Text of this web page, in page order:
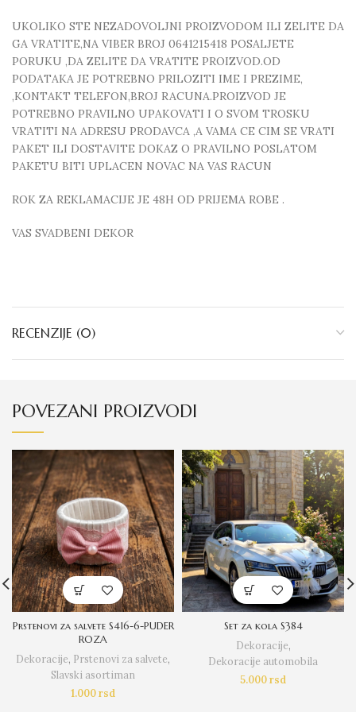
UKOLIKO STE NEZADOVOLJNI PROIZVODOM ILI ZELITE DA
GA VRATITE,NA VIBER BROJ 0641215418 POSALJETE
PORUKU ,DA ZELITE DA VRATITE PROIZVOD.OD
PODATAKA JE POTREBNO PRILOZITI IME I PREZIME,
,KONTAKT TELEFON,BROJ RACUNA.PROIZVOD JE
POTREBNO PRAVILNO UPAKOVATI I O SVOM TROSKU
VRATITI NA ADRESU PRODAVCA ,A VAMA CE CIM SE VRATI
PAKET ILI DOSTAVITE DOKAZ O PRAVILNO POSLATOM
PAKETU BITI UPLACEN NOVAC NA VAS RACUN
ROK ZA REKLAMACIJE JE 48H OD PRIJEMA ROBE .
VAS SVADBENI DEKOR
RECENZIJE (0)
POVEZANI PROIZVODI
Prstenovi za salvete S416-6-PUDER
ROZA
Dekoracije, Prstenovi za salvete,
Slavski asortiman
1.000rsd
Set za kola S384
Dekoracije,
Dekoracije automobila
5.000rsd